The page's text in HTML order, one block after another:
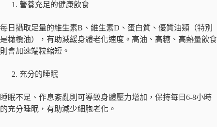
營養充足的健康飲食
每日攝取足量的維生素B、維生素D、蛋白質、優質油類（特別
是橄欖油），有助減緩身體老化速度。高油、高糖、高熱量飲食
則會加速端粒縮短。
充分的睡眠
睡眠不足、作息紊亂則可導致身體壓力增加，保持每日6-8小時
的充分睡眠，有助減少細胞老化。